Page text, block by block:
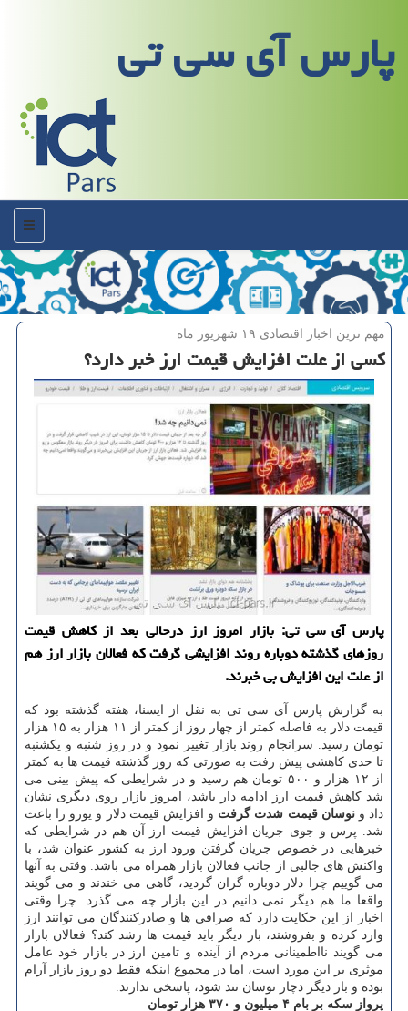
پارس آی سی تی
منو
مهم ترین اخبار اقتصادی ۱۹ شهریور ماه
كسی از علت افزایش قیمت ارز خبر دارد؟
پارس آی سی تی: بازار امروز ارز درحالی بعد از كاهش قیمت
روزهای گذشته دوباره روند افزایشی گرفت كه فعالان بازار ارز هم
از علت این افزایش بی خبرند.
به گزارش پارس آی سی تی به نقل از ایسنا، هفته گذشته بود كه
قیمت دلار به فاصله كمتر از چهار روز از كمتر از ۱۱ هزار به ۱۵ هزار
تومان رسید. سرانجام روند بازار تغییر نمود و در روز شنبه و یكشنبه
تا حدی كاهشی پیش رفت به صورتی كه روز گذشته قیمت ها به كمتر
از ۱۲ هزار و ۵۰۰ تومان هم رسید و در شرایطی كه پیش بینی می
شد كاهش قیمت ارز ادامه دار باشد، امروز بازار روی دیگری نشان
داد ونوسان قیمت شدت گرفت و افزایش قیمت دلار و یورو را باعث
شد. پرس و جوی جریان افزایش قیمت ارز آن هم در شرایطی كه
خبرهایی در خصوص جریان گرفتن ورود ارز به كشور عنوان شد، با
واكنش های جالبی از جانب فعالان بازار همراه می باشد. وقتی به آنها
می گوییم چرا دلار دوباره گران گردید، گاهی می خندند و می گویند
واقعا ما هم دیگر نمی دانیم در این بازار چه می گذرد. چرا وقتی
اخبار از این حكایت دارد كه صرافی ها و صادركنندگان می توانند ارز
وارد كرده و بفروشند، بار دیگر باید قیمت ها رشد كند؟ فعالان بازار
می گویند نااطمینانی مردم از آینده و تامین ارز در بازار خود عامل
موثری بر این مورد است، اما در مجموع اینكه فقط دو روز بازار آرام
بوده و بار دیگر دچار نوسان تند شود، پاسخی ندارند.
پرواز سكه بر بام ۴ میلیون و ۳۷۰ هزار تومان